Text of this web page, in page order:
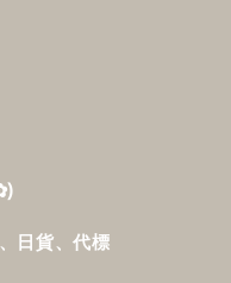
日貨、代標